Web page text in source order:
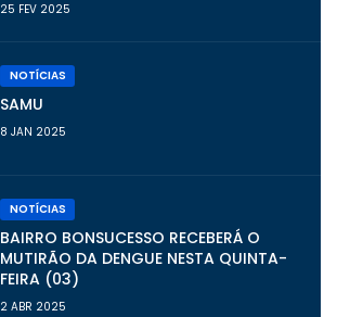
25 FEV 2025
NOTÍCIAS
SAMU
8 JAN 2025
NOTÍCIAS
BAIRRO BONSUCESSO RECEBERÁ O
MUTIRÃO DA DENGUE NESTA QUINTA-
FEIRA (03)
2 ABR 2025